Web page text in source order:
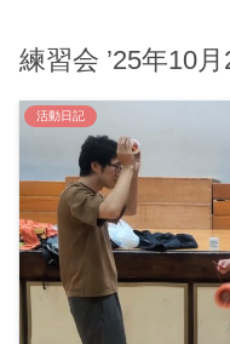
練習会 ’25年10月
活動日記